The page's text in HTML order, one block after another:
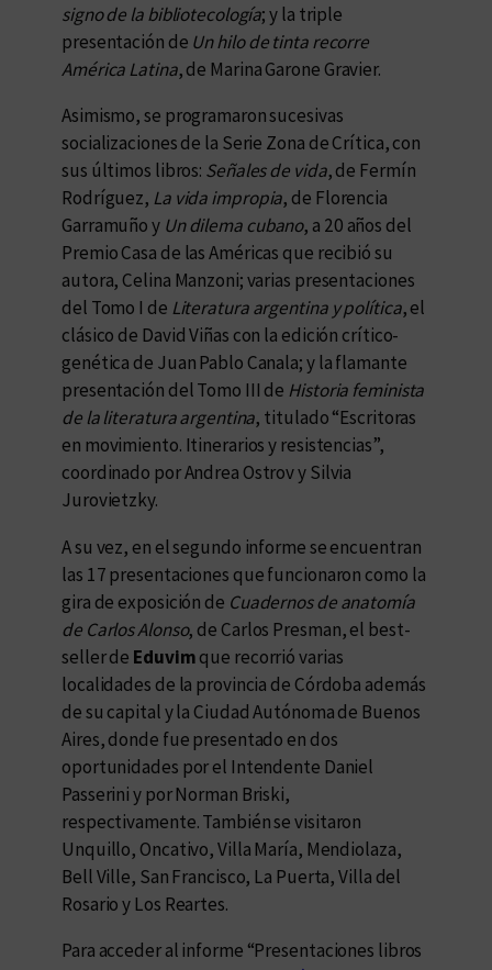
signo de la bibliotecología; y la triple
presentación de Un hilo de tinta recorre
América Latina, de Marina Garone Gravier.
Asimismo, se programaron sucesivas
socializaciones de la Serie Zona de Crítica, con
sus últimos libros: Señales de vida, de Fermín
Rodríguez, La vida impropia, de Florencia
Garramuño y Un dilema cubano, a 20 años del
Premio Casa de las Américas que recibió su
autora, Celina Manzoni; varias presentaciones
del Tomo I de Literatura argentina y política, el
clásico de David Viñas con la edición crítico-
genética de Juan Pablo Canala; y la flamante
presentación del Tomo III de Historia feminista
de la literatura argentina, titulado “Escritoras
en movimiento. Itinerarios y resistencias”,
coordinado por Andrea Ostrov y Silvia
Jurovietzky.
A su vez, en el segundo informe se encuentran
las 17 presentaciones que funcionaron como la
gira de exposición de Cuadernos de anatomía
de Carlos Alonso, de Carlos Presman, el best-
seller de Eduvimque recorrió varias
localidades de la provincia de Córdoba además
de su capital y la Ciudad Autónoma de Buenos
Aires, donde fue presentado en dos
oportunidades por el Intendente Daniel
Passerini y por Norman Briski,
respectivamente. También se visitaron
Unquillo, Oncativo, Villa María, Mendiolaza,
Bell Ville, San Francisco, La Puerta, Villa del
Rosario y Los Reartes.
Para acceder al informe “Presentaciones libros